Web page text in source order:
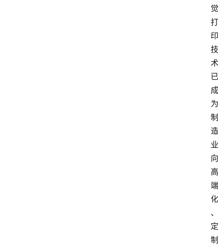
觉
打
印
技
术
已
成
为
制
造
业
向
高
端
化
、
定
制